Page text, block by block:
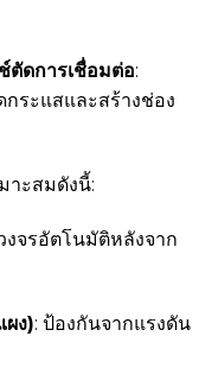
ตัดการเชื่อมต่อ:
ระแสและสร้างช่อง
าะสมดังนี้:
งจรอัตโนมัติหลังจาก
ง): ป้องกันจากแรงดัน